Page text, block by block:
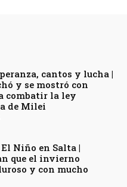
cantos y lucha |
y se mostró con
combatir la ley
de Milei
Niño en Salta |
que el invierno
y con mucho